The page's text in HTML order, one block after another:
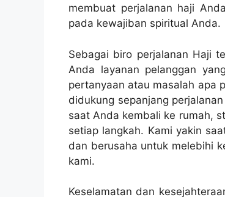
membuat perjalanan haji
pada kewajiban spiritual Anda.
Sebagai biro perjalanan Haji
Anda layanan pelanggan
pertanyaan atau masalah apa
didukung sepanjang
saat Anda kembali ke rumah,
setiap langkah. Kami yakin
dan berusaha untuk melebihi
kami.
Keselamatan dan